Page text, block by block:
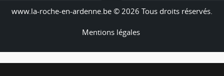
www.la-roche-en-ardenne.be © 2026 Tous droits réservés.
Mentions légales